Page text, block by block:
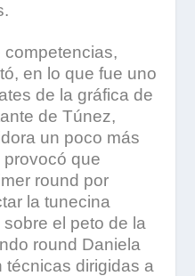
competencias,
en lo que fue uno
de la gráfica de
de Túnez,
un poco más
provocó que
round por
la tunecina
el peto de la
round Daniela
técnicas dirigidas a